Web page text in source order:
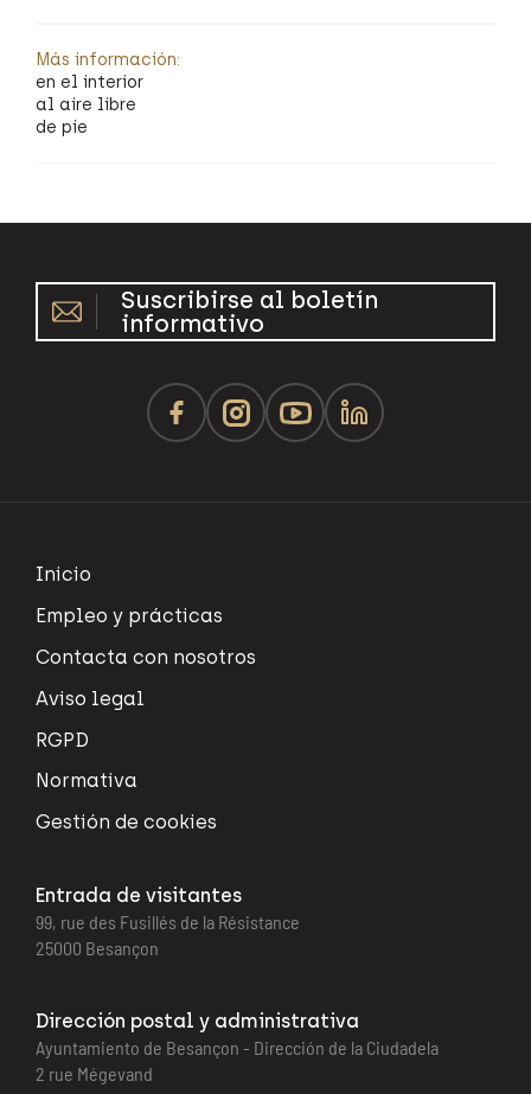
Más información:
en el interior
al aire libre
de pie
Suscribirse al boletín
informativo
Inicio
Empleo y prácticas
Contacta con nosotros
Aviso legal
RGPD
Normativa
Gestión de cookies
Entrada de visitantes
99, rue des Fusillés de la Résistance
25000 Besançon
Dirección postal y administrativa
Ayuntamiento de Besançon - Dirección de la Ciudadela
2 rue Mégevand